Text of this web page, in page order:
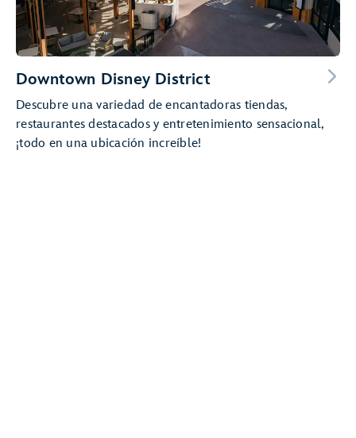
Downtown Disney District
Descubre una variedad de encantadoras tiendas,
restaurantes destacados y entretenimiento sensacional,
¡todo en una ubicación increíble!